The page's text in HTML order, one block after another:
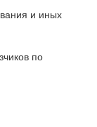
и иных
по